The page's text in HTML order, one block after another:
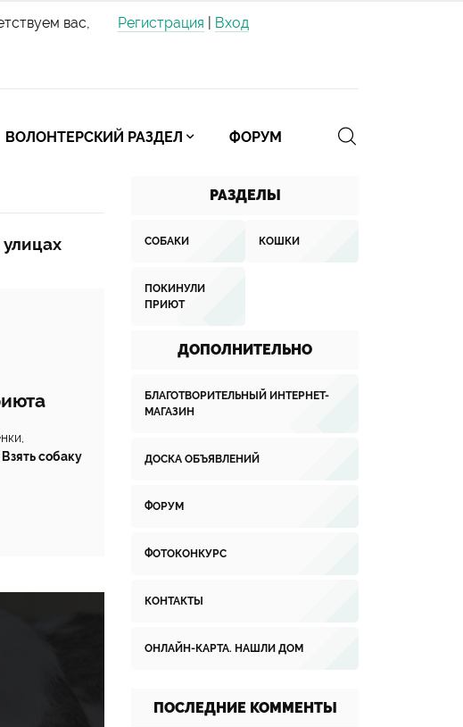
вас,
Регистрация Вход
ВОЛОНТЕРСКИЙ РАЗДЕЛ ФОРУМ
Взять собаку
РАЗДЕЛЫ
СОБАКИ КОШКИ
ПОКИНУЛИ
ПРИЮТ
ДОПОЛНИТЕЛЬНО
БЛАГОТВОРИТЕЛЬНЫЙ ИНТЕРНЕТ-
МАГАЗИН
ДОСКА ОБЪЯВЛЕНИЙ
ФОРУМ
ФОТОКОНКУРС
КОНТАКТЫ
ОНЛАЙН-КАРТА. НАШЛИ ДОМ
ПОСЛЕДНИЕ КОММЕНТЫ